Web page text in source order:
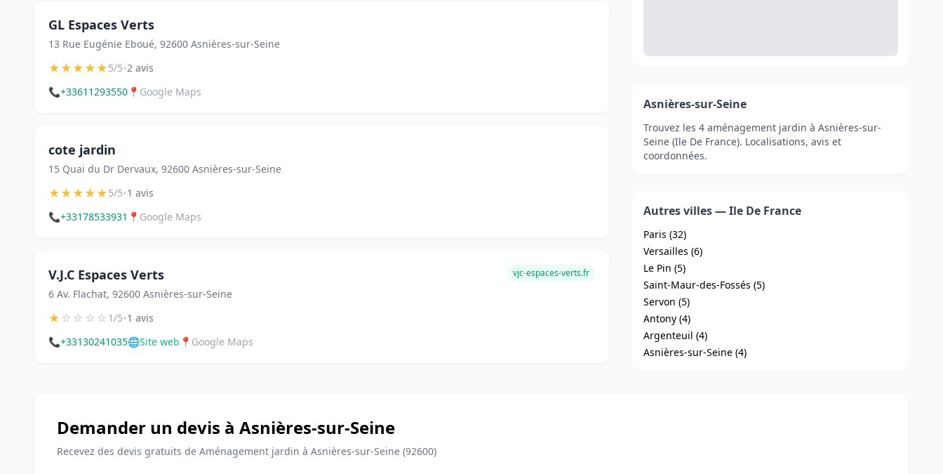
GL Espaces Verts
13 Rue Eugénie Eboué, 92600 Asnières-sur-Seine
★★★★★5/5•2 avis
📞+33611293550 📍 Google Maps
cote jardin
15 Quai du Dr Dervaux, 92600 Asnières-sur-Seine
★★★★★5/5•1 avis
📞+33178533931 📍 Google Maps
V.J.C Espaces Verts
6 Av. Flachat, 92600 Asnières-sur-Seine
vjc-espaces-verts.fr
★☆☆☆☆1/5•1 avis
📞+33130241035🌐Site web 📍 Google Maps
Asnières-sur-Seine
Trouvez les 4 aménagement jardin à Asnières-sur-
Seine (Ile De France). Localisations, avis et
coordonnées.
Autres villes — Ile De France
Paris (32)
Versailles (6)
Le Pin (5)
Saint-Maur-des-Fossés (5)
Servon (5)
Antony (4)
Argenteuil (4)
Asnières-sur-Seine (4)
Demander un devis à Asnières-sur-Seine
Recevez des devis gratuits de Aménagement jardin à Asnières-sur-Seine (92600)